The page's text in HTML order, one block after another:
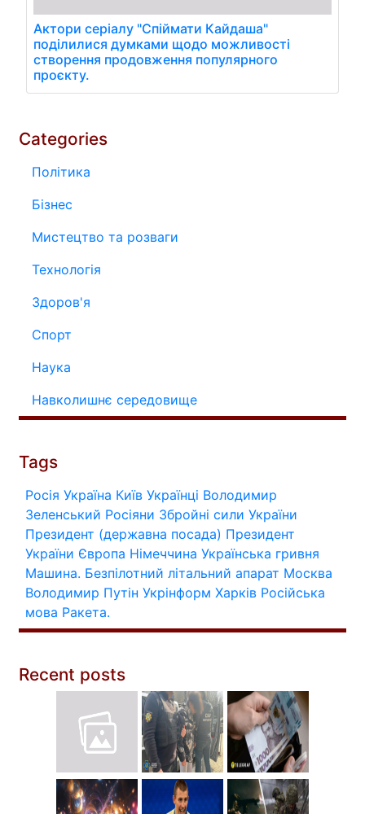
Актори серіалу "Спіймати Кайдаша"
поділилися думками щодо можливості
створення продовження популярного
проєкту.
Categories
Політика
Бізнес
Мистецтво та розваги
Технологія
Здоров'я
Спорт
Наука
Навколишнє середовище
Tags
Росія Україна Київ Українці Володимир
Зеленський Росіяни Збройні сили України
Президент (державна посада) Президент
України Європа Німеччина Українська гривня
Машина. Безпілотний літальний апарат Москва
Володимир Путін Укрінформ Харків Російська
мова Ракета.
Recent posts